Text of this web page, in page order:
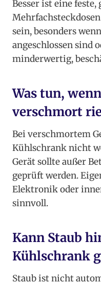
Besser ist eine feste,
sein, besonders
angeschlossen sind
minderwertig,
Was tun,
verschmort
Bei verschmortem
Kühlschrank nicht
Gerät sollte außer
geprüft werden.
Elektronik oder
sinnvoll.
Kann Staub
Kühlschrank
Staub ist nicht